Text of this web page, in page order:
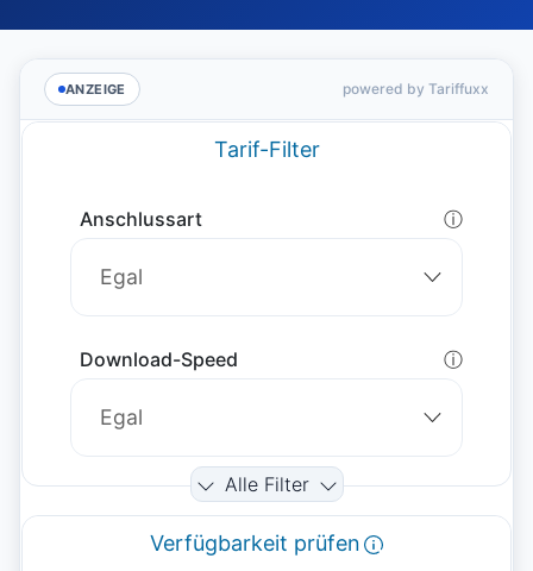
ANZEIGE powered by Tariffuxx